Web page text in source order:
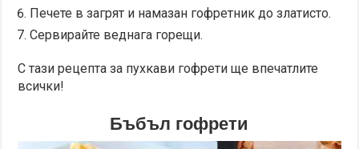
Печете в загрят и намазан гофретник до златисто.
Сервирайте веднага горещи.
С тази рецепта за пухкави гофрети ще впечатлите
всички!
Бъбъл гофрети